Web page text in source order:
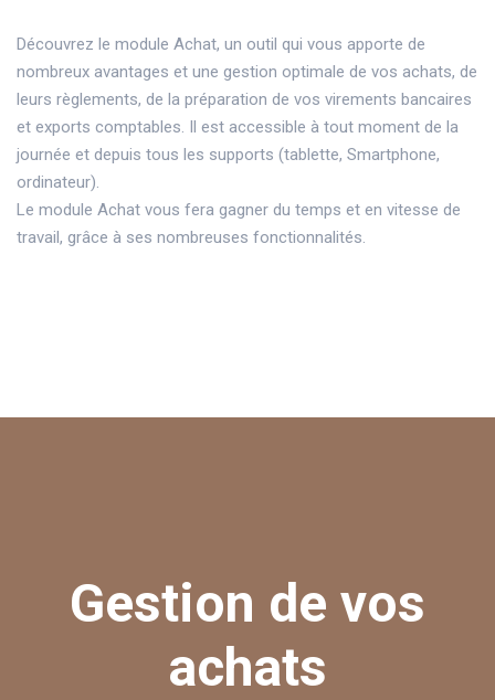
Découvrez le module Achat, un outil qui vous apporte de
nombreux avantages et une gestion optimale de vos achats, de
leurs règlements, de la préparation de vos virements bancaires
et exports comptables. Il est accessible à tout moment de la
journée et depuis tous les supports (tablette, Smartphone,
ordinateur).
Le module Achat vous fera gagner du temps et en vitesse de
travail, grâce à ses nombreuses fonctionnalités.
Gestion de vos
achats